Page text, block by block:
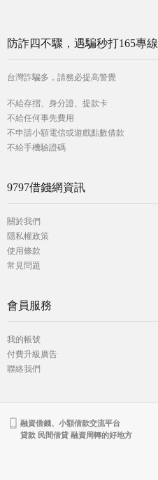
防詐四不驟，遇騙秒打165專線
台灣詐騙多，請務必提高警覺
不給存摺、身分證、提款卡
不給任何事先費用
不申請小額電信或遊戲點數借款
不給手機驗證碼
9797借錢網資訊
關於我們
隱私權政策
使用條款
常見問題
會員服務
我的帳號
付費升級廣告
聯絡我們
融資借錢、小額借款交流平台
貸款 民間借貸 融資周轉的好地方